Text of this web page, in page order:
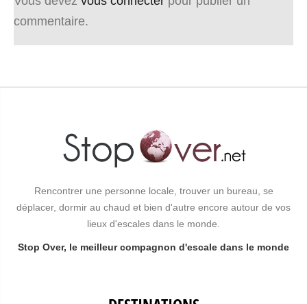
commentaire.
Rencontrer une personne locale, trouver un bureau, se
déplacer, dormir au chaud et bien d'autre encore autour de vos
lieux d'escales dans le monde.
Stop Over, le meilleur compagnon d'escale dans le monde